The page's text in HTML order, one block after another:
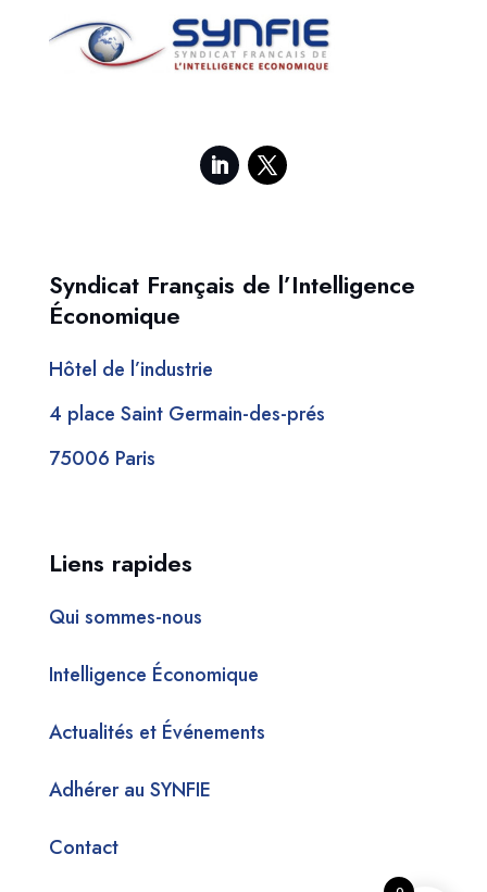
Syndicat Français de l’Intelligence
Économique
Hôtel de l’industrie
4 place Saint Germain-des-prés
75006 Paris
Liens rapides
Qui sommes-nous
Intelligence Économique
Actualités et Événements
Adhérer au SYNFIE
Contact